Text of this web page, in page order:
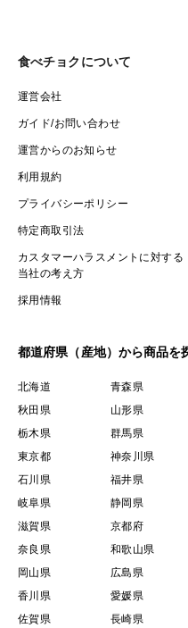
食べチョクについて
運営会社
ガイド/お問い合わせ
運営からのお知らせ
利用規約
プライバシーポリシー
特定商取引法
カスタマーハラスメントに対する
当社の考え方
採用情報
都道府県（産地）から商品を
北海道 青森県
秋田県
山形県
栃木県
群馬県
東京都
神奈川県
石川県
福井県
岐阜県
静岡県
滋賀県
京都府
奈良県
和歌山県
岡山県
広島県
香川県
愛媛県
佐賀県
長崎県